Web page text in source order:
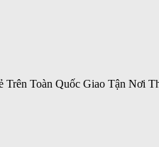
Toàn Quốc Giao Tận Nơi